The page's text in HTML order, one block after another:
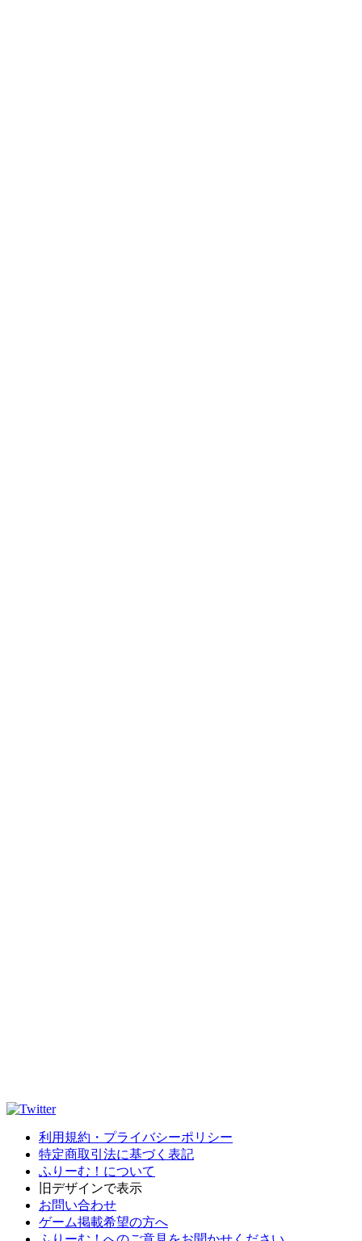
利用規約・プライバシーポリシー
特定商取引法に基づく表記
ふりーむ！について
旧デザインで表示
お問い合わせ
ゲーム掲載希望の方へ